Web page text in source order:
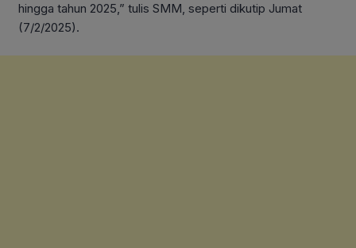
hingga tahun 2025,” tulis SMM, seperti dikutip Jumat
(7/2/2025).